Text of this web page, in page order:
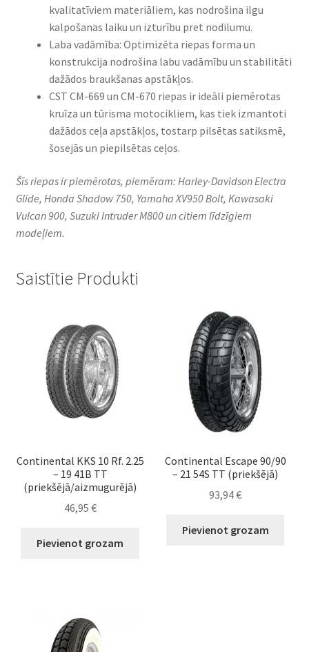
kvalitatīviem materiāliem, kas nodrošina ilgu
kalpošanas laiku un izturību pret nodilumu.
Laba vadāmība: Optimizēta riepas forma un
konstrukcija nodrošina labu vadāmību un stabilitāti
dažādos braukšanas apstākļos.
CST CM-669 un CM-670 riepas ir ideāli piemērotas
kruīza un tūrisma motocikliem, kas tiek izmantoti
dažādos ceļa apstākļos, tostarp pilsētas satiksmē,
šosejās un piepilsētas ceļos.
Šīs riepas ir piemērotas, piemēram: Harley-Davidson Electra
Glide, Honda Shadow 750, Yamaha XV950 Bolt, Kawasaki
Vulcan 900, Suzuki Intruder M800 un citiem līdzīgiem
modeļiem.
Saistītie Produkti
Continental KKS 10 Rf. 2.25
– 19 41B TT
(priekšējā/aizmugurējā)
46,95 €
Pievienot grozam
Continental Escape 90/90
– 21 54S TT (priekšējā)
93,94€
Pievienot grozam